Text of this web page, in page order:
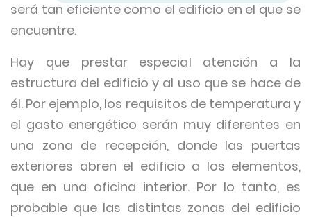
será tan eficiente como el edificio en el que se
encuentre.
Hay que prestar especial atención a la
estructura del edificio y al uso que se hace de
él. Por ejemplo, los requisitos de temperatura y
el gasto energético serán muy diferentes en
una zona de recepción, donde las puertas
exteriores abren el edificio a los elementos,
que en una oficina interior. Por lo tanto, es
probable que las distintas zonas del edificio